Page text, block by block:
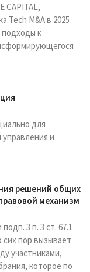
CAPITAL,
Tech M&A в 2025
подходы к
для
и
решений общих
механизм
3 п. 3 ст. 67.1
пор вызывает
участниками,
которое по